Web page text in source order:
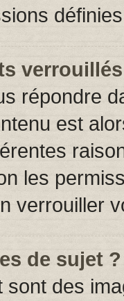
répondre
est
les
verrouiller
de sujet ?
sont des